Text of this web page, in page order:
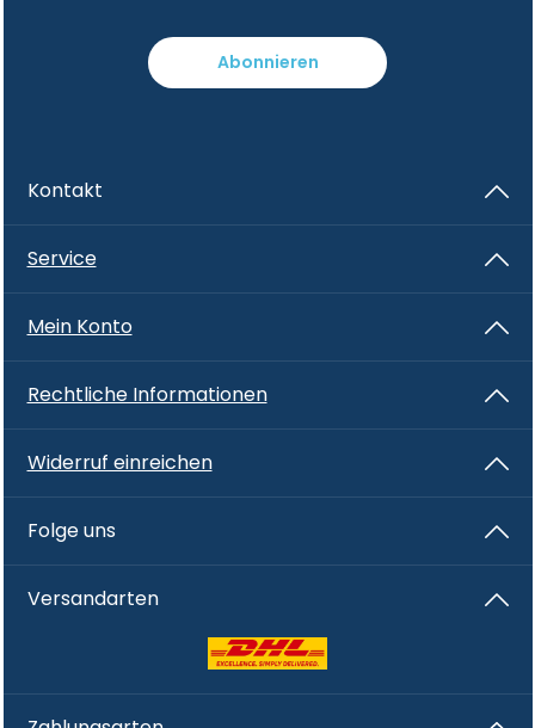
Abonnieren
Kontakt
Service
Mein Konto
Rechtliche Informationen
Widerruf einreichen
Folge uns
Versandarten